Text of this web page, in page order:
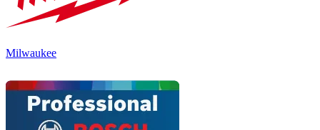
Milwaukee